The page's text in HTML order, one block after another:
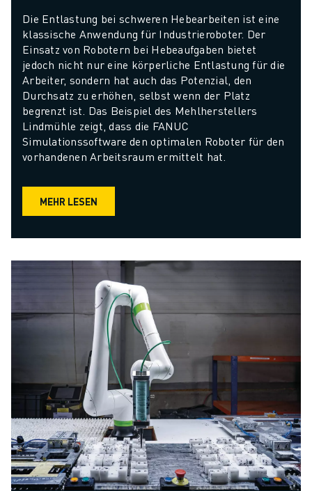
Die Entlastung bei schweren Hebearbeiten ist eine
klassische Anwendung für Industrieroboter. Der
Einsatz von Robotern bei Hebeaufgaben bietet
jedoch nicht nur eine körperliche Entlastung für die
Arbeiter, sondern hat auch das Potenzial, den
Durchsatz zu erhöhen, selbst wenn der Platz
begrenzt ist. Das Beispiel des Mehlherstellers
Lindmühle zeigt, dass die FANUC
Simulationssoftware den optimalen Roboter für den
vorhandenen Arbeitsraum ermittelt hat.
MEHR LESEN